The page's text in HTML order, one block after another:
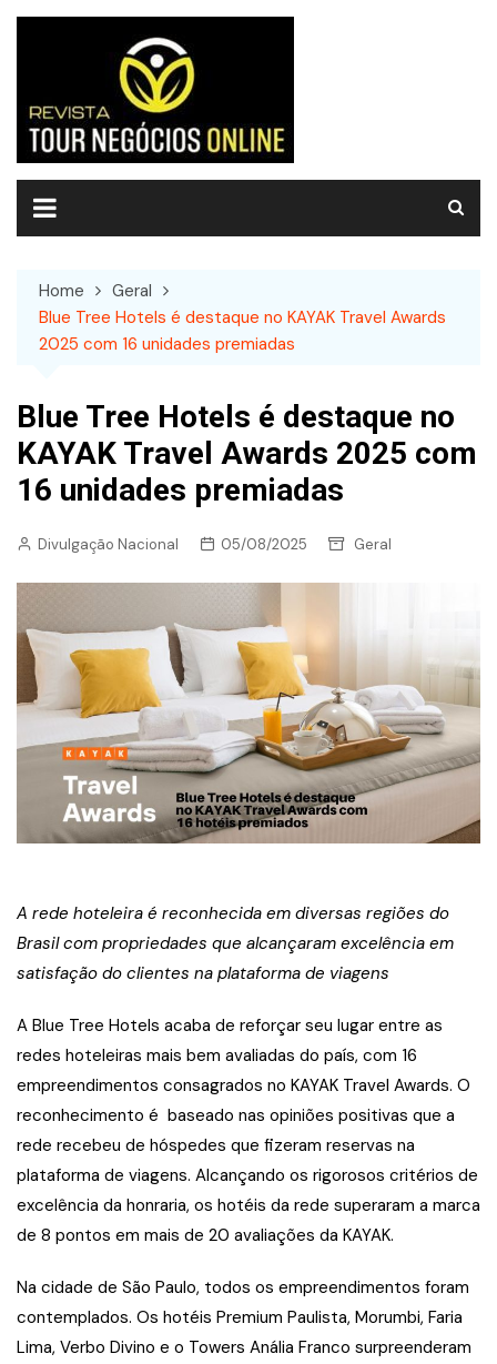
Skip
Home
Geral
Blue Tree Hotels é destaque no KAYAK Travel Awards
2025 com 16 unidades premiadas
Blue Tree Hotels é destaque no
KAYAK Travel Awards 2025 com
16 unidades premiadas
Divulgação Nacional 05/08/2025 Geral
A rede hoteleira é reconhecida em diversas regiões do
Brasil com propriedades que alcançaram excelência em
satisfação do clientes na plataforma de viagens
A Blue Tree Hotels acaba de reforçar seu lugar entre as
redes hoteleiras mais bem avaliadas do país, com 16
empreendimentos consagrados no KAYAK Travel Awards. O
reconhecimento é baseado nas opiniões positivas que a
rede recebeu de hóspedes que fizeram reservas na
plataforma de viagens. Alcançando os rigorosos critérios de
excelência da honraria, os hotéis da rede superaram a marca
de 8 pontos em mais de 20 avaliações da KAYAK.
Na cidade de São Paulo, todos os empreendimentos foram
contemplados. Os hotéis Premium Paulista, Morumbi, Faria
Lima, Verbo Divino e o Towers Anália Franco surpreenderam